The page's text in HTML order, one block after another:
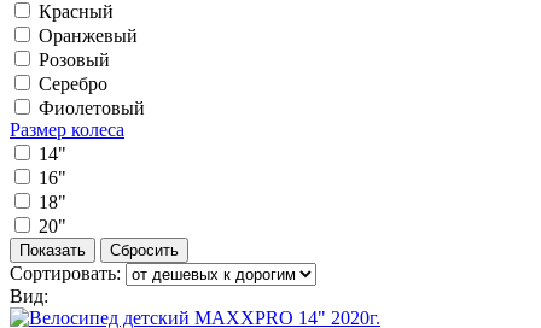
Красный
Оранжевый
Розовый
Серебро
Фиолетовый
Размер колеса
14"
16"
18"
20"
Сортировать:
Вид: